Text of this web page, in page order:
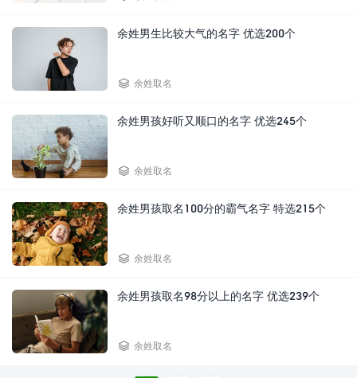
余姓男生比较大气的名字 优选200个
 余姓取名
余姓男孩好听又顺口的名字 优选245个
 余姓取名
余姓男孩取名100分的霸气名字 特选215个
 余姓取名
余姓男孩取名98分以上的名字 优选239个
 余姓取名